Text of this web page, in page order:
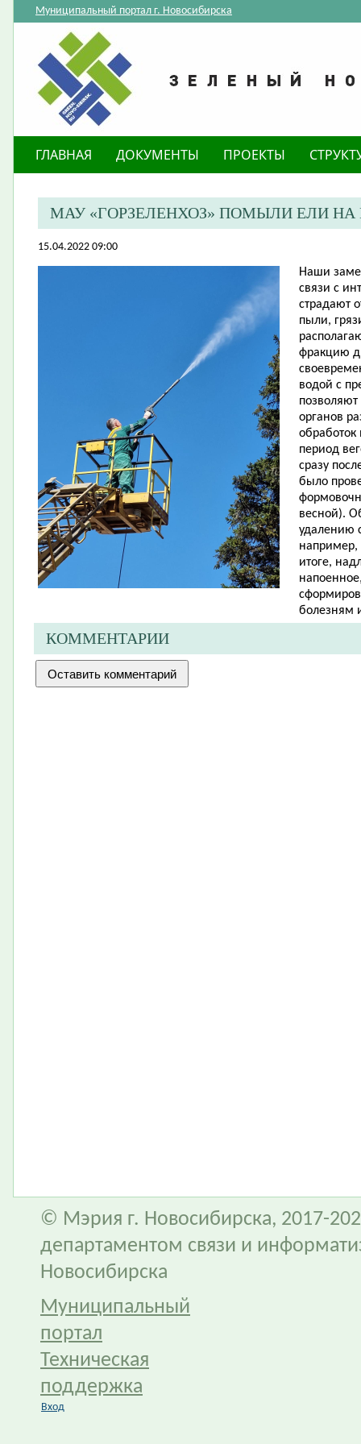
Муниципальный портал г. Новосибирска
ГЛАВНАЯ ДОКУМЕНТЫ ПРОЕКТЫ
МАУ «ГОРЗЕЛЕНХОЗ» ПОМЫЛИ ЕЛИ
15.04.2022 09:00
Наши
связи с
страдают
пыли,
фракцию
водой с
позволяют
органов
период
сразу
было
весной).
удалению
например,
итоге,
болезням
КОММЕНТАРИИ
© Мэрия г. Новосибирска, 2017-
департаментом связи и
Новосибирска
Муниципальный
портал
Техническая
поддержка
Вход